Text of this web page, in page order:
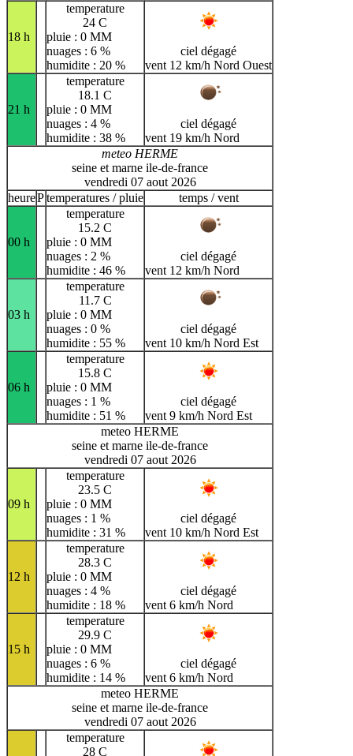
18 h
temperature
24 C
pluie : 0 MM
nuages : 6 %
humidite : 20 %
ciel dégagé
vent 12 km/h Nord Ouest
21 h
temperature
18.1 C
pluie : 0 MM
nuages : 4 %
humidite : 38 %
ciel dégagé
vent 19 km/h Nord
meteo HERME
seine et marne ile-de-france
vendredi 07 aout 2026
heurePtemperatures / pluie temps / vent
00 h
temperature
15.2 C
pluie : 0 MM
nuages : 2 %
humidite : 46 %
ciel dégagé
vent 12 km/h Nord
03 h
temperature
11.7 C
pluie : 0 MM
nuages : 0 %
humidite : 55 %
ciel dégagé
vent 10 km/h Nord Est
06 h
temperature
15.8 C
pluie : 0 MM
nuages : 1 %
humidite : 51 %
ciel dégagé
vent 9 km/h Nord Est
meteo HERME
seine et marne ile-de-france
vendredi 07 aout 2026
09 h
temperature
23.5 C
pluie : 0 MM
nuages : 1 %
humidite : 31 %
ciel dégagé
vent 10 km/h Nord Est
12 h
temperature
28.3 C
pluie : 0 MM
nuages : 4 %
humidite : 18 %
ciel dégagé
vent 6 km/h Nord
15 h
temperature
29.9 C
pluie : 0 MM
nuages : 6 %
humidite : 14 %
ciel dégagé
vent 6 km/h Nord
meteo HERME
seine et marne ile-de-france
vendredi 07 aout 2026
temperature
28 C